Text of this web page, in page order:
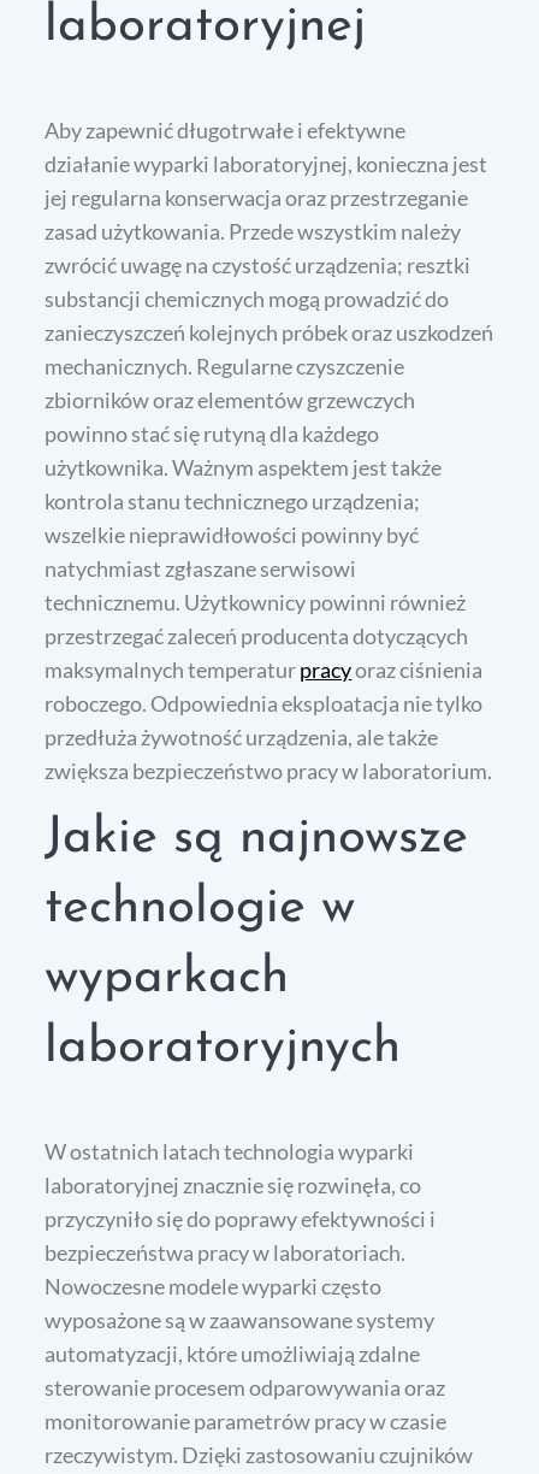
laboratoryjnej
Aby zapewnić długotrwałe i efektywne
działanie wyparki laboratoryjnej, konieczna jest
jej regularna konserwacja oraz przestrzeganie
zasad użytkowania. Przede wszystkim należy
zwrócić uwagę na czystość urządzenia; resztki
substancji chemicznych mogą prowadzić do
zanieczyszczeń kolejnych próbek oraz uszkodzeń
mechanicznych. Regularne czyszczenie
zbiorników oraz elementów grzewczych
powinno stać się rutyną dla każdego
użytkownika. Ważnym aspektem jest także
kontrola stanu technicznego urządzenia;
wszelkie nieprawidłowości powinny być
natychmiast zgłaszane serwisowi
technicznemu. Użytkownicy powinni również
przestrzegać zaleceń producenta dotyczących
maksymalnych temperaturpracyoraz ciśnienia
roboczego. Odpowiednia eksploatacja nie tylko
przedłuża żywotność urządzenia, ale także
zwiększa bezpieczeństwo pracy w laboratorium.
Jakie są najnowsze
technologie w
wyparkach
laboratoryjnych
W ostatnich latach technologia wyparki
laboratoryjnej znacznie się rozwinęła, co
przyczyniło się do poprawy efektywności i
bezpieczeństwa pracy w laboratoriach.
Nowoczesne modele wyparki często
wyposażone są w zaawansowane systemy
automatyzacji, które umożliwiają zdalne
sterowanie procesem odparowywania oraz
monitorowanie parametrów pracy w czasie
rzeczywistym. Dzięki zastosowaniu czujników